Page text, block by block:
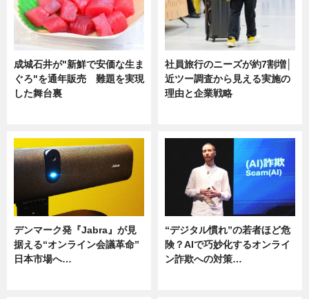
成城石井が"新鮮で安価な生ま
ぐろ"を通年販売 難題を実現
した舞台裏
社員旅行のニーズが約7割増│
近ツー調査から見える実施の
理由と企業戦略
デンマーク発『Jabra』が見
据える“オンライン会議革命”
日本市場へ…
“デジタル慣れ”の若者ほど危
険？AIで巧妙化するオンライ
ン詐欺への対策…